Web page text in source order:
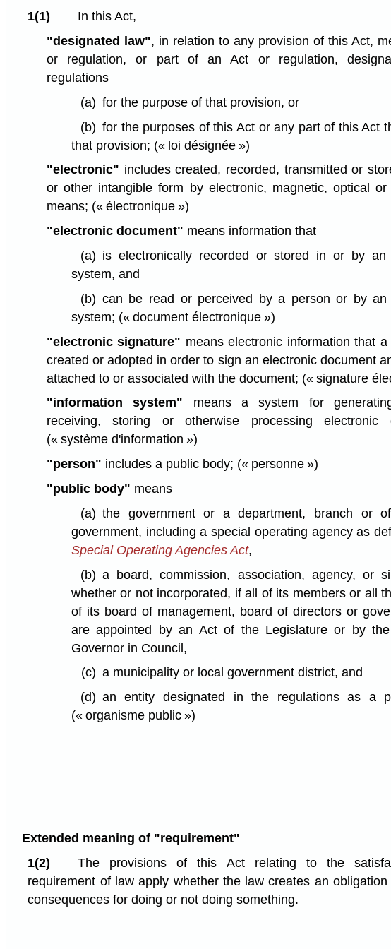
1(1)
In this Act,
"designated law", in relation to any provision of this Act,
or regulation, or part of an Act or regulation,
regulations
(a) for the purpose of that provision, or
(b) for the purposes of this Act or any part of this Act
that provision; (« loi désignée »)
"electronic" includes created, recorded, transmitted or
or other intangible form by electronic, magnetic, optical
means; (« électronique »)
"electronic document" means information that
(a) is electronically recorded or stored in or by an
system, and
(b) can be read or perceived by a person or by an
system; (« document électronique »)
"electronic signature" means electronic information that
created or adopted in order to sign an electronic document
attached to or associated with the document; (« signature
"information system" means a system for
receiving, storing or otherwise processing electronic
(« système d'information »)
"person" includes a public body; (« personne »)
"public body" means
(a) the government or a department, branch or
government, including a special operating agency as
Special Operating Agencies Act,
(b) a board, commission, association, agency, or
whether or not incorporated, if all of its members or all
of its board of management, board of directors or
are appointed by an Act of the Legislature or by the
Governor in Council,
(c) a municipality or local government district, and
(d) an entity designated in the regulations as a
(« organisme public »)
Extended meaning of "requirement"
1(2)
The provisions of this Act relating to the
requirement of law apply whether the law creates an
consequences for doing or not doing something.